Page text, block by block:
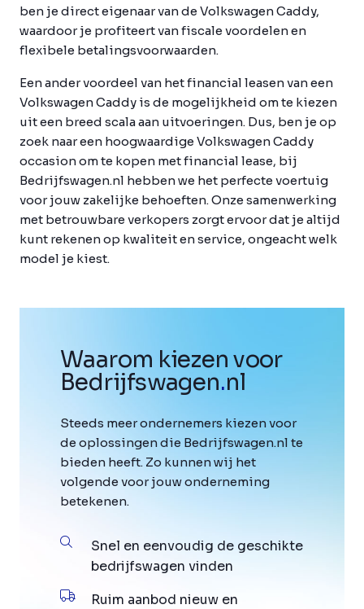
ben je direct eigenaar van de Volkswagen Caddy,
waardoor je profiteert van fiscale voordelen en
flexibele betalingsvoorwaarden.
Een ander voordeel van het financial leasen van een
Volkswagen Caddy is de mogelijkheid om te kiezen
uit een breed scala aan uitvoeringen. Dus, ben je op
zoek naar een hoogwaardige Volkswagen Caddy
occasion om te kopen met financial lease, bij
Bedrijfswagen.nl hebben we het perfecte voertuig
voor jouw zakelijke behoeften. Onze samenwerking
met betrouwbare verkopers zorgt ervoor dat je altijd
kunt rekenen op kwaliteit en service, ongeacht welk
model je kiest.
Waarom kiezen voor
Bedrijfswagen.nl
Steeds meer ondernemers kiezen voor
de oplossingen die Bedrijfswagen.nl te
bieden heeft. Zo kunnen wij het
volgende voor jouw onderneming
betekenen.
Snel en eenvoudig de geschikte
bedrijfswagen vinden
Ruim aanbod nieuw en